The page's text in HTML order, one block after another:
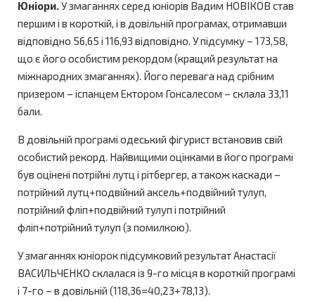
Юніори.У змаганнях серед юніорів Вадим НОВІКОВ став
першим і в короткій, і в довільній програмах, отримавши
відповідно 56,65 і 116,93 відповідно. У підсумку – 173,58,
що є його особистим рекордом (кращий результат на
міжнародних змаганнях). Його перевага над срібним
призером – іспанцем Ектором Гонсалесом – склала 33,11
бали.
В довільній програмі одеський фігурист встановив свій
особистий рекорд. Найвищими оцінками в його програмі
був оцінені потрійні лутц і рітбергер, а також каскади –
потрійний лутц+подвійний аксель+подвійний тулуп,
потрійний фліп+подвійний тулуп і потрійний
фліп+потрійний тулуп (з помилкою).
У змаганнях юніорок підсумковий результат Анастасії
ВАСИЛЬЧЕНКО склалася із 9-го місця в короткій програмі
і 7-го – в довільній (118,36=40,23+78,13).